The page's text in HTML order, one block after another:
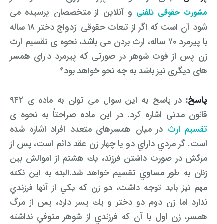
انتشار تصویر و فیلم اشخاص
مشاوره حقوقی جرم هک
مجازات های قانونی در بازی های آنلاین
مشاوره حقوقی جرم لواط
لواط دانش آموزان در مدرسه
مجازات جرم لواط
مشاوره حقوقی جرایم امنیتی داخلی و خارجی
اسید پاشی منتهی به قتل
مشاوره حقوقی جرم کشف حجاب
مشاوره حقوقی جرم توهین به مقدسات مذهبی
جرم روزه خواری در ماه رمضان
اهانت به مقدسات مذهبی
اهانت شدید به مقدسات (ساب النبی)
اسید پاشی منتهی به از کار افتادن عضو
استفاده حمل نگهداری تعمیر ماهواره
مجازات حمل اسلحه بدون مجوز
مجازات شکار غیر مجاز
مشاوره حقوقی جرم رشا و ارتشا
مشاوره حقوقی آلودگی محیط زیست
مشاوره حقوقی مزاحمت واتساپی
اعاده دادرسی در دعوی حقوقی (غیر مالی)
اعاده دادرسی در دعوی حقوقی (مالی)
مشاوره رایگان با وکیل مواد مخدر
وکیل مواد مخدر
قانون آلودگی صوتی
رفع بلاتکلیفی زن در طلاق
آموزش طلاق برای ازدواج با مرد بهتر
وکیل مرد برای طلاق
طلاق کی اقسام
حکم طلاق ۵ ساعته
همه چیز درباره عده طلاق بائن خلعی
اعلام آمادگی برای طلاق
چگونه طلاق بخواهیم؟
وکیل طلاق در گلستان
وکیل طلاق در اهواز
وکیل طلاق در تهران
وکیل طلاق کرج
وکیل طلاق خیانتی
وکیل ماهر برای طلاق
وکیل طلاق مشاوره رایگان
مشورت حقوقی تلفنی و آنلاین از متخصصان پرسیده می
شود آن است که اگر از تبعات حقوقی ازدواج دختر ۱۸ ساله
با پیرمرد ۷۰ ساله، ارث بردن می باشد، نحوه ی تقسیم ارث
زن پس از فوت شوهر در صورتی که پیرمرد دارای همسر
های دیگری نیز باشد به چه نحو خواهد بود؟
پاسخ:
در پاسخ به این سوال می توان به ماده ی ۹۴۲
قانون مدنی اشاره کرد. در این ماده صراحتاً به نحوه ی
تقسیم ارث در میان همسرهای متعدد افراد اشاره شده
است. گر مردي داراي دو يا چهار زن عقد دائم است، پس از
مرگش در صورت داشتن فرزند، يك هشتم از اموالش بين
زنان به طور مساوي تقسيم خواهد شد.البته به اين نكته
مهم نيز بايد توجه داشت، دو زن كه يكي از آنها فرزندي
ندارد اما زن دوم دو دختر و يك پسر دارد، پس از مرگ
همسر، زن اول با آن كه فرزندي از شوهر متوفي نداشته